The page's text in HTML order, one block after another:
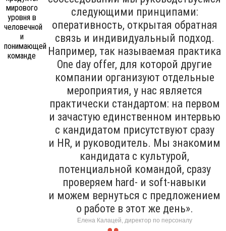
следующими принципами:
оперативность, открытая обратная
связь и индивидуальный подход.
Например, так называемая практика
One day offer, для которой другие
компании организуют отдельные
мероприятия, у нас является
практически стандартом: на первом
и зачастую единственном интервью
с кандидатом присутствуют сразу
и HR, и руководитель. Мы знакомим
кандидата с культурой,
потенциальной командой, сразу
проверяем hard- и soft-навыки
и можем вернуться с предложением
о работе в этот же день».
Елена Калацей, директор по персоналу